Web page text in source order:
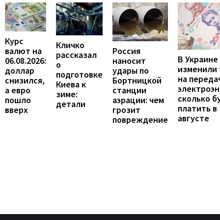
Курс
валют на
06.08.2026:
доллар
снизился,
а евро
пошло
вверх
Кличко
рассказал
о
подготовке
Киева к
зиме:
детали
Россия
наносит
удары по
Бортницкой
станции
аэрации: чем
грозит
повреждение
В Украине
на
сколько
платить в
августе